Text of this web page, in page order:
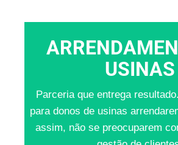
USINAS
Parceria que entrega
para donos de usinas
assim, não se preocuparem